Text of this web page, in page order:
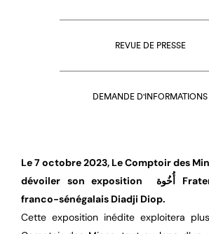
REVUE DE PRESSE
DEMANDE D'INFORMATIONS
Le 7 octobre 2023, Le Comptoir des
dévoiler son exposition أُخُوة Fraternité de l’artiste
franco-sénégalais Diadji Diop.
Cette exposition inédite exploitera